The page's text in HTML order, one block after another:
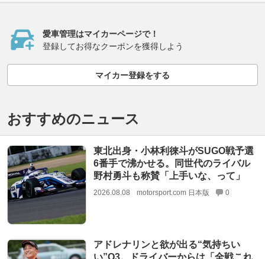
愛車管理はマイカーページで！
登録してお得なクーポンを獲得しよう
マイカー登録をする
おすすめのニュース
東北出身・小林利徠斗がSUGO戦予選
6番手で沸かせる。同世代のライバル
野村勇斗も称賛「上手いな、って」
2026.08.08 motorsport.com 日本版 0
アドレナリンと欲が出る“気持ちい